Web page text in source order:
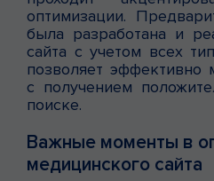
оптимизации.
была разработана и
сайта с учетом всех
позволяет эффективно
с получением
поиске.
Важные моменты в
медицинского сайта